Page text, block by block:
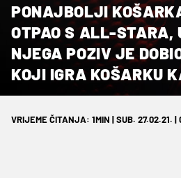
PONAJBOLJI
OTPAO S ALL-STARA,
NJEGA POZIV JE
KOJI IGRA KOŠARKU
VRIJEME ČITANJA: 1MIN | SUB. 27.02.21. |